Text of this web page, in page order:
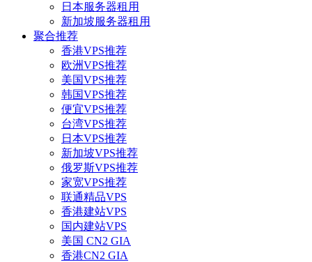
日本服务器租用
新加坡服务器租用
聚合推荐
香港VPS推荐
欧洲VPS推荐
美国VPS推荐
韩国VPS推荐
便宜VPS推荐
台湾VPS推荐
日本VPS推荐
新加坡VPS推荐
俄罗斯VPS推荐
家宽VPS推荐
联通精品VPS
香港建站VPS
国内建站VPS
美国 CN2 GIA
香港CN2 GIA